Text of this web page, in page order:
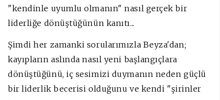
"kendinle uyumlu olmanın" nasıl gerçek bir
liderliğe dönüştüğünün kanıtı...
Şimdi her zamanki sorularımızla Beyza'dan;
kayıpların aslında nasıl yeni başlangıçlara
dönüştüğünü, iç sesimizi duymanın neden güçlü
bir liderlik becerisi olduğunu ve kendi "şirinler